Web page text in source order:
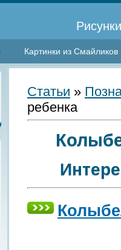
Картинки из Смайликов
Статьи »
ребенка